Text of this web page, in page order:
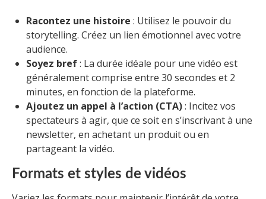
Racontez une histoire : Utilisez le pouvoir du
storytelling. Créez un lien émotionnel avec votre
audience.
Soyez bref: La durée idéale pour une vidéo est
généralement comprise entre 30 secondes et 2
minutes, en fonction de la plateforme.
Ajoutez un appel à l’action (CTA): Incitez vos
spectateurs à agir, que ce soit en s’inscrivant à une
newsletter, en achetant un produit ou en
partageant la vidéo.
Formats et styles de vidéos